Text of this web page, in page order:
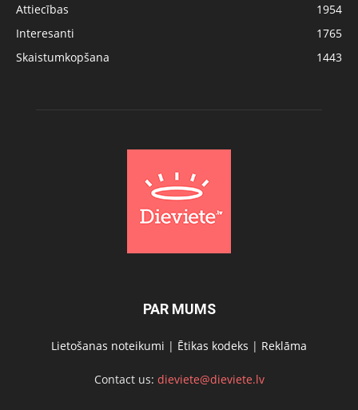
Attiecības
1954
Interesanti
1765
Skaistumkopšana
1443
PAR MUMS
Lietošanas noteikumi | Ētikas kodeks | Reklāma
Contact us: dieviete@dieviete.lv